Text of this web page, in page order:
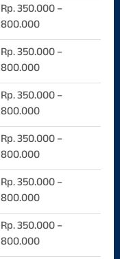
Rp. 350.000 –
800.000
Rp. 350.000 –
800.000
Rp. 350.000 –
800.000
Rp. 350.000 –
800.000
Rp. 350.000 –
800.000
Rp. 350.000 –
800.000